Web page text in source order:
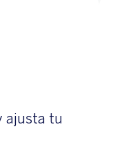
ajusta tu